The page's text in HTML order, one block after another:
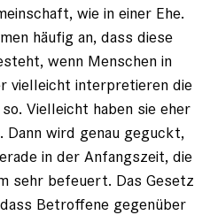
wie in einer Ehe.
häufig an, dass diese
wenn Menschen in
vielleicht interpretieren die
Vielleicht haben sie eher
Dann wird genau geguckt,
in der Anfangszeit, die
sehr befeuert. Das Gesetz
Betroffene gegenüber